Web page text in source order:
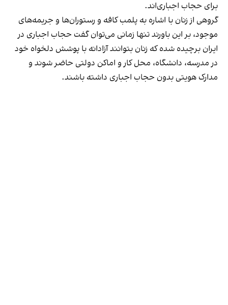
برای حجاب اجباری‌اند.
گروهی از زنان با اشاره به پلمب کافه و رستوران‌ها و جریمه‌های
موجود، بر این باورند تنها زمانی می‌توان گفت حجاب اجباری در
ایران برچیده شده که زنان بتوانند آزادانه با پوشش دلخواه خود
در مدرسه، دانشگاه، محل کار و اماکن دولتی حاضر شوند و
مدارک هویتی بدون حجاب اجباری داشته باشند.